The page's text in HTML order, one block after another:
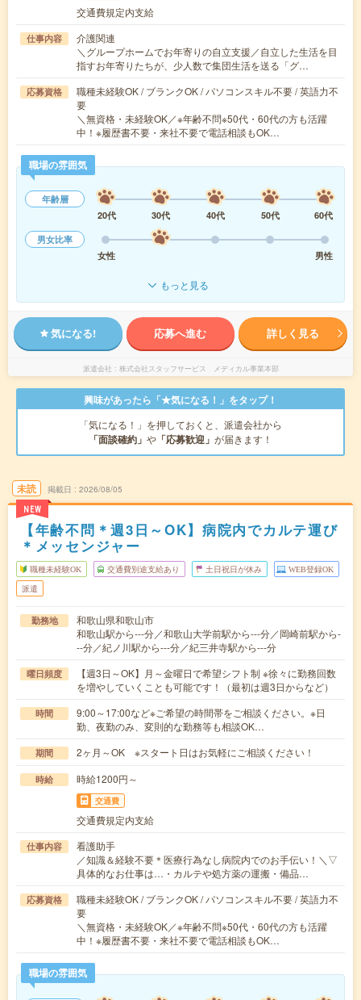
交通費規定内支給
仕事内容
介護関連
＼グループホームでお年寄りの自立支援／自立した生活を目
指すお年寄りたちが、少人数で集団生活を送る「グ…
応募資格
職種未経験OK / ブランクOK / パソコンスキル不要 / 英語力不
要
＼無資格・未経験OK／※年齢不問※50代・60代の方も活躍
中！※履歴書不要・来社不要で電話相談もOK…
職場の雰囲気
年齢層
20代
30代 40代 50代
60代
男女比率
女性
男性
もっと見る
気になる! 応募へ進む 詳しく見る
派遣会社 株式会社スタッフサービス メディカル事業本部
興味があったら「★気になる！」をタップ！
「気になる！」を押しておくと、派遣会社から
「面談確約」 や 「応募歓迎」 が届きます！
未読
NEW
掲載日 2026/08/05
【年齢不問＊週3日～OK】病院内でカルテ運び
＊メッセンジャー
職種未経験OK 交通費別途支給あり 土日祝日が休み WEB登録OK
派遣
勤務地
和歌山県和歌山市
和歌山駅から---分／和歌山大学前駅から---分／岡崎前駅から-
--分／紀ノ川駅から---分／紀三井寺駅から---分
曜日頻度
【週3日～OK】月～金曜日で希望シフト制 ※徐々に勤務回数
を増やしていくことも可能です！（最初は週3日からなど）
時間
9:00～17:00など※ご希望の時間帯をご相談ください。※日
勤、夜勤のみ、変則的な勤務等も相談OK…
期間 2ヶ月～OK ※スタート日はお気軽にご相談ください！
時給 時給1200円～
交通費
交通費規定内支給
仕事内容
看護助手
／知識＆経験不要＊医療行為なし病院内でのお手伝い！＼▽
具体的なお仕事は…・カルテや処方薬の運搬・備品…
応募資格
職種未経験OK / ブランクOK / パソコンスキル不要 / 英語力不
要
＼無資格・未経験OK／※年齢不問※50代・60代の方も活躍
中！※履歴書不要・来社不要で電話相談もOK…
職場の雰囲気